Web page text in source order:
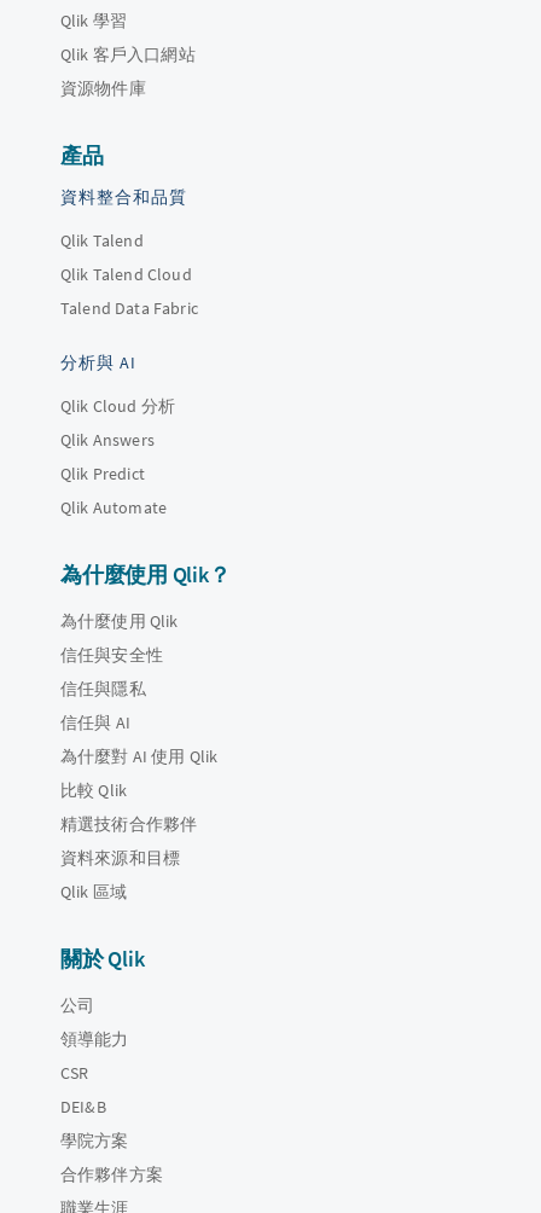
Qlik 學習
Qlik 客戶入口網站
資源物件庫
產品
資料整合和品質
Qlik Talend
Qlik Talend Cloud
Talend Data Fabric
分析與 AI
Qlik Cloud 分析
Qlik Answers
Qlik Predict
Qlik Automate
為什麼使用 Qlik？
為什麼使用 Qlik
信任與安全性
信任與隱私
信任與 AI
為什麼對 AI 使用 Qlik
比較 Qlik
精選技術合作夥伴
資料來源和目標
Qlik 區域
關於 Qlik
公司
領導能力
CSR
DEI&B
學院方案
合作夥伴方案
職業生涯